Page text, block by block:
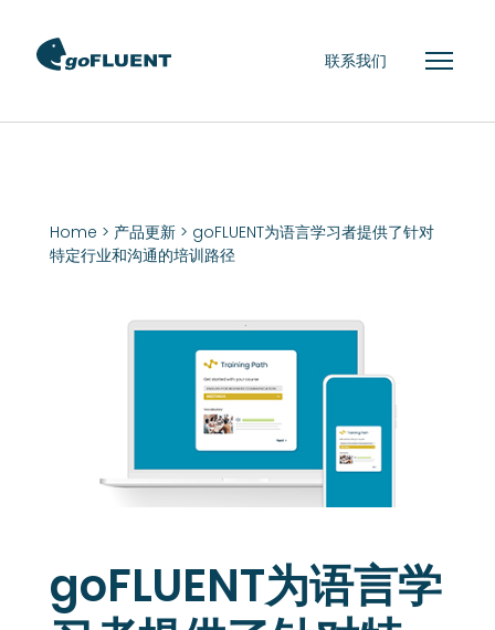
联系我们
goFLUENT为语言学
Home >产品更新 > goFLUENT为语言学习者提供了针对
特定行业和沟通的培训路径